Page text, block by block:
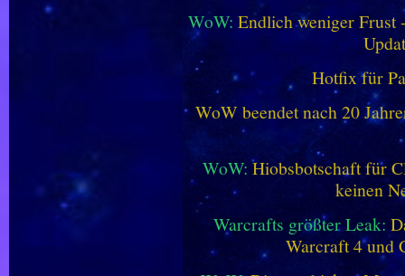
WoW: Endlich weniger
Hotfix für
WoW beendet nach 20
WoW: Hiobsbotschaft für
keinen
Warcrafts größter Leak:
Warcraft 4 und